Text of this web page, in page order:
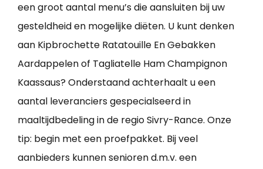
een groot aantal menu’s die aansluiten bij uw
gesteldheid en mogelijke diëten. U kunt denken
aan Kipbrochette Ratatouille En Gebakken
Aardappelen of Tagliatelle Ham Champignon
Kaassaus? Onderstaand achterhaalt u een
aantal leveranciers gespecialseerd in
maaltijdbedeling in de regio Sivry-Rance. Onze
tip: begin met een proefpakket. Bij veel
aanbieders kunnen senioren d.m.v. een